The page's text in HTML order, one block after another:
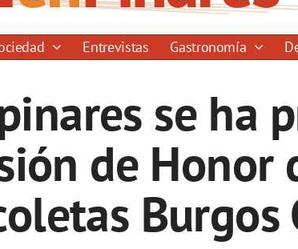
Entrevistas Gastronomía
se ha
de Honor
Burgos